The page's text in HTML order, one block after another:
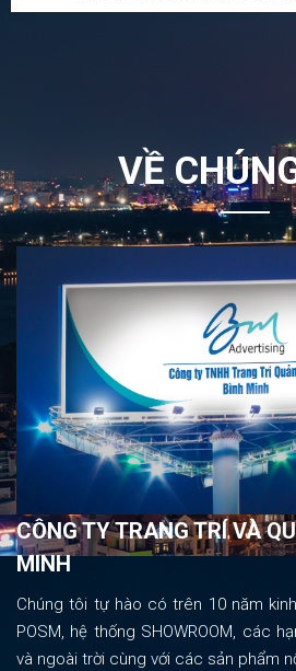
VỀ
CÔNG TY TRANG TRÍ VÀ
MINH
Chúng tôi tự hào có trên 10 năm
POSM, hệ thống SHOWROOM, các
và ngoài trời cùng với các sản phẩm